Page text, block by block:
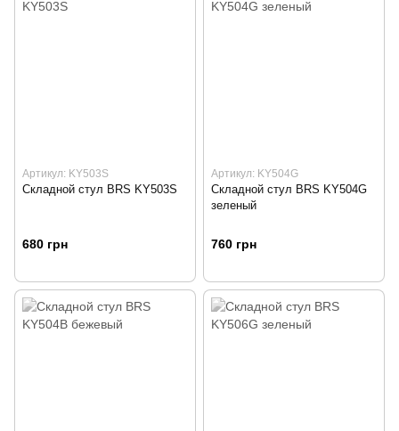
Артикул: KY503S
Складной стул BRS KY503S
680 грн
Артикул: KY504G
Складной стул BRS KY504G
зеленый
760 грн